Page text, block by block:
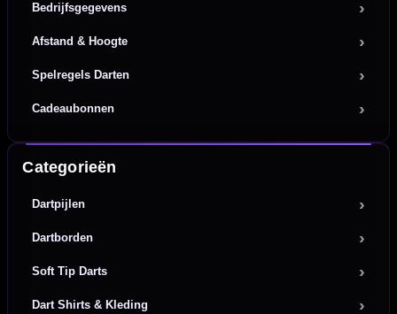
Bedrijfsgegevens
Afstand & Hoogte
Spelregels Darten
Cadeaubonnen
Categorieën
Dartpijlen
Dartborden
Soft Tip Darts
Dart Shirts & Kleding